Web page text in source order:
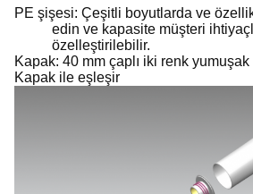
PE şişesi: Çeşitli boyutlarda ve
edin ve kapasite müşteri
özelleştirilebilir.
Kapak: 40 mm çaplı iki renk
Kapak ile eşleşir